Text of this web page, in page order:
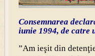
Consemnarea
iunie 1994, de catre
”Am ieşit din